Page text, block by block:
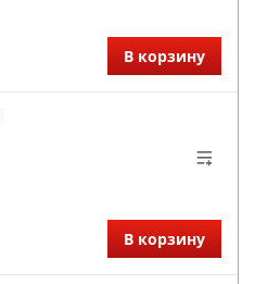
В корзину
В корзину